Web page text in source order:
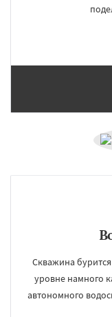
Скважина
уровне намного
автономного